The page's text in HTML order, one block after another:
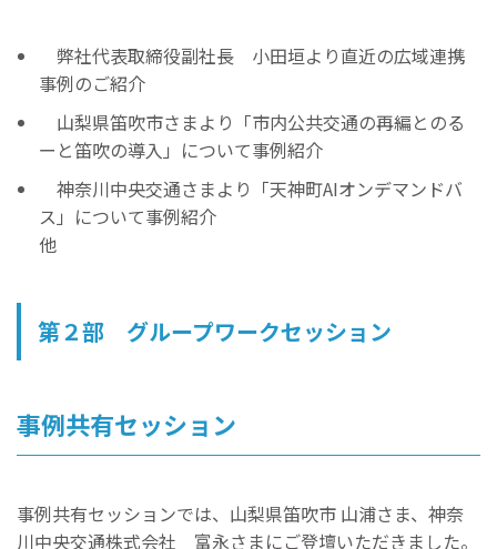
弊社代表取締役副社長 小田垣より直近の広域連携
事例のご紹介
山梨県笛吹市さまより「市内公共交通の再編とのる
ーと笛吹の導入」について事例紹介
神奈川中央交通さまより「天神町AIオンデマンドバ
ス」について事例紹介
他
第２部 グループワークセッション
事例共有セッション
事例共有セッションでは、山梨県笛吹市 山浦さま、神奈
川中央交通株式会社 富永さまにご登壇いただきました。